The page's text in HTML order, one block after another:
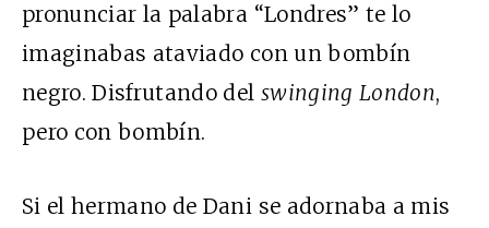
pronunciar la palabra “Londres” te lo
imaginabas ataviado con un bombín
negro. Disfrutando del swinging London,
pero con bombín.
Si el hermano de Dani se adornaba a mis